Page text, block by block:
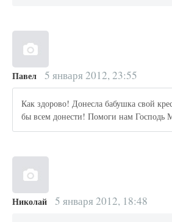
Павел 5 января 2012, 23:55
Как здорово! Донесла бабушка свой
бы всем донести! Помоги нам Господь
Николай 5 января 2012, 18:48